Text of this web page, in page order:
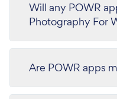
Will any POWR
Photography For
Are POWR apps